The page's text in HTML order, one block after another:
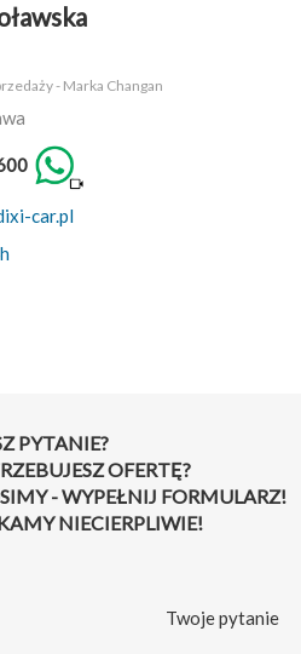
- Marka Changan
car.pl
PYTANIE?
OFERTĘ?
- WYPEŁNIJ FORMULARZ!
NIECIERPLIWIE!
Twoje pytanie